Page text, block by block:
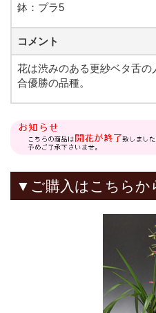
鉢：プラ5
コメント
花は渋みのある更紗ベタ舌
合優勝の品種。
▼ご購入はこちらか